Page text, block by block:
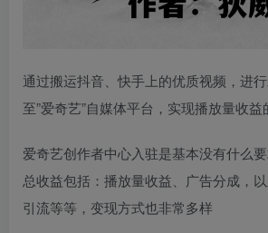
通过搬运抖音、快手上的优质视频，进
至”爱奇艺”自媒体平台，实现播放量收益
爱奇艺创作者中心入驻是基本没有什么
总收益包括：播放量收益、广告分成，
引流等等，变现方式也非常多样